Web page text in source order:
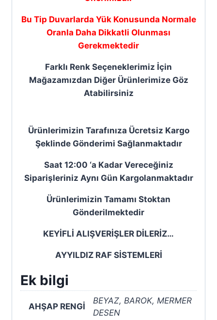
Bu Tip Duvarlarda Yük Konusunda Normale
Oranla Daha Dikkatli Olunması
Gerekmektedir
Farklı Renk Seçeneklerimiz İçin
Mağazamızdan Diğer Ürünlerimize Göz
Atabilirsiniz
Ürünlerimizin Tarafınıza Ücretsiz Kargo
Şeklinde Gönderimi Sağlanmaktadır
Saat 12:00 ‘a Kadar Vereceğiniz
Siparişleriniz Aynı Gün Kargolanmaktadır
Ürünlerimizin Tamamı Stoktan
Gönderilmektedir
KEYİFLİ ALIŞVERİŞLER DİLERİZ…
AYYILDIZ RAF SİSTEMLERİ
Ek bilgi
AHŞAP RENGİ
BEYAZ, BAROK, MERMER
DESEN